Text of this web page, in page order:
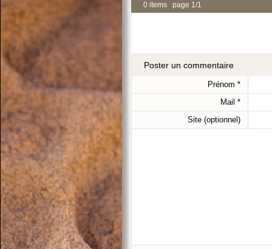
0 items page 1/1
Poster un commentaire
Prénom *
Mail *
Site (optionnel)